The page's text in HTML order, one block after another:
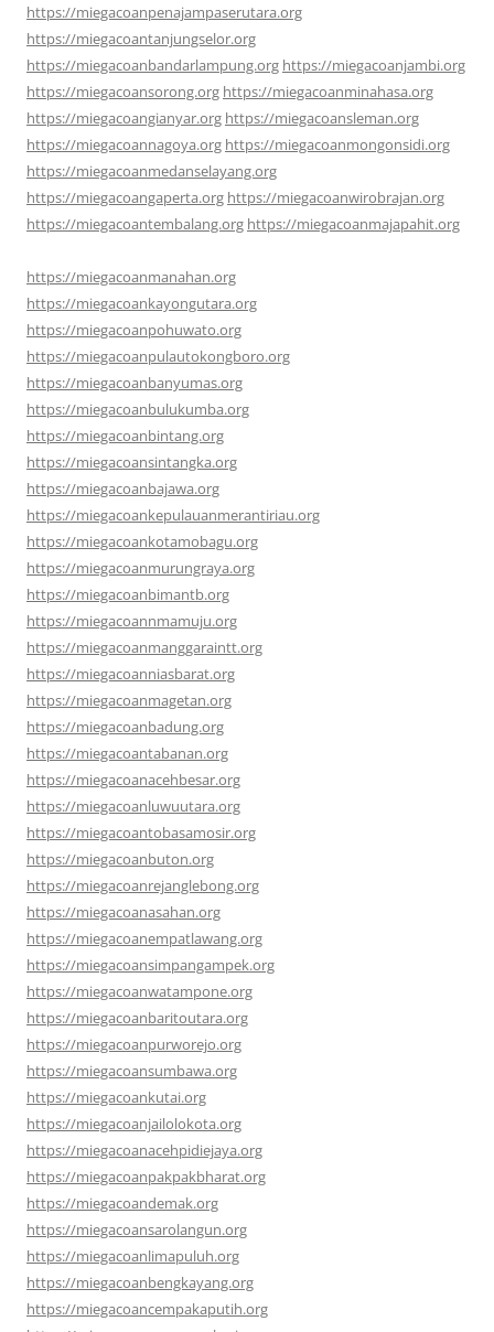
https://miegacoanpenajampaserutara.org
https://miegacoantanjungselor.org
https://miegacoanbandarlampung.org https://miegacoanjambi.org
https://miegacoansorong.org https://miegacoanminahasa.org
https://miegacoangianyar.org https://miegacoansleman.org
https://miegacoannagoya.org https://miegacoanmongonsidi.org
https://miegacoanmedanselayang.org
https://miegacoangaperta.org https://miegacoanwirobrajan.org
https://miegacoantembalang.org https://miegacoanmajapahit.org
https://miegacoanmanahan.org
https://miegacoankayongutara.org
https://miegacoanpohuwato.org
https://miegacoanpulautokongboro.org
https://miegacoanbanyumas.org
https://miegacoanbulukumba.org
https://miegacoanbintang.org
https://miegacoansintangka.org
https://miegacoanbajawa.org
https://miegacoankepulauanmerantiriau.org
https://miegacoankotamobagu.org
https://miegacoanmurungraya.org
https://miegacoanbimantb.org
https://miegacoannmamuju.org
https://miegacoanmanggaraintt.org
https://miegacoanniasbarat.org
https://miegacoanmagetan.org
https://miegacoanbadung.org
https://miegacoantabanan.org
https://miegacoanacehbesar.org
https://miegacoanluwuutara.org
https://miegacoantobasamosir.org
https://miegacoanbuton.org
https://miegacoanrejanglebong.org
https://miegacoanasahan.org
https://miegacoanempatlawang.org
https://miegacoansimpangampek.org
https://miegacoanwatampone.org
https://miegacoanbaritoutara.org
https://miegacoanpurworejo.org
https://miegacoansumbawa.org
https://miegacoankutai.org
https://miegacoanjailolokota.org
https://miegacoanacehpidiejaya.org
https://miegacoanpakpakbharat.org
https://miegacoandemak.org
https://miegacoansarolangun.org
https://miegacoanlimapuluh.org
https://miegacoanbengkayang.org
https://miegacoancempakaputih.org